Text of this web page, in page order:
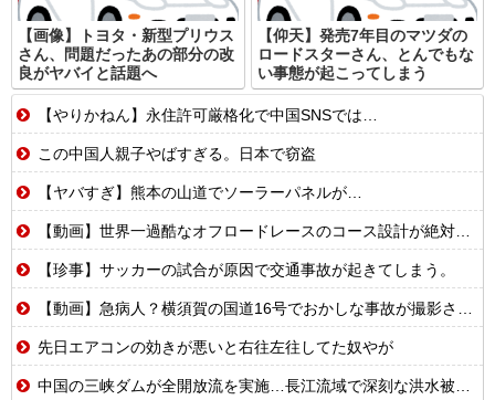
【画像】トヨタ・新型プリウス
さん、問題だったあの部分の改
良がヤバイと話題へ
【仰天】発売7年目のマツダの
ロードスターさん、とんでもな
い事態が起こってしまう
【やりかねん】永住許可厳格化で中国SNSでは…
この中国人親子やばすぎる。日本で窃盗
【ヤバすぎ】熊本の山道でソーラーパネルが…
【動画】世界一過酷なオフロードレースのコース設計が絶対におかしい（笑）
【珍事】サッカーの試合が原因で交通事故が起きてしまう。
【動画】急病人？横須賀の国道16号でおかしな事故が撮影される。
先日エアコンの効きが悪いと右往左往してた奴やが
中国の三峡ダムが全開放流を実施…長江流域で深刻な洪水被害！